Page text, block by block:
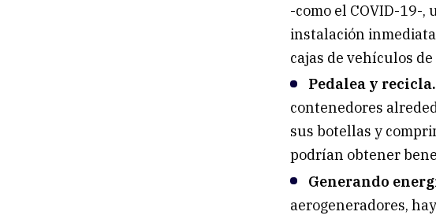
-como el COVID-19-,
instalación
cajas de vehículos
Pedalea y recicla.
contenedores
sus botellas y
podrían obtener
Generando
aerogeneradores,